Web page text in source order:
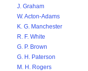
J. Graham
W. Acton-Adams
K. G. Manchester
R. F. White
G. P. Brown
G. H. Paterson
M. H. Rogers